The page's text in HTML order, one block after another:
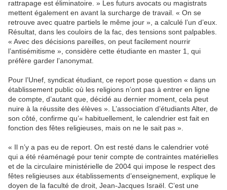
rattrapage est éliminatoire. » Les futurs avocats ou magistrats
mettent également en avant la surcharge de travail. « On se
retrouve avec quatre partiels le même jour », a calculé l’un d’eux.
Résultat, dans les couloirs de la fac, des tensions sont palpables.
« Avec des décisions pareilles, on peut facilement nourrir
l’antisémitisme », considère cette étudiante en master 1, qui
préfère garder l’anonymat.
Pour l’Unef, syndicat étudiant, ce report pose question « dans un
établissement public où les religions n’ont pas à entrer en ligne
de compte, d’autant que, décidé au dernier moment, cela peut
nuire à la réussite des élèves ». L’association d’étudiants Alter, de
son côté, confirme qu’« habituellement, le calendrier est fait en
fonction des fêtes religieuses, mais on ne le sait pas ».
« Il n’y a pas eu de report. On est resté dans le calendrier voté
qui a été réaménagé pour tenir compte de contraintes matérielles
et de la circulaire ministérielle de 2004 qui impose le respect des
fêtes religieuses aux établissements d’enseignement, explique le
doyen de la faculté de droit, Jean-Jacques Israël. C’est une